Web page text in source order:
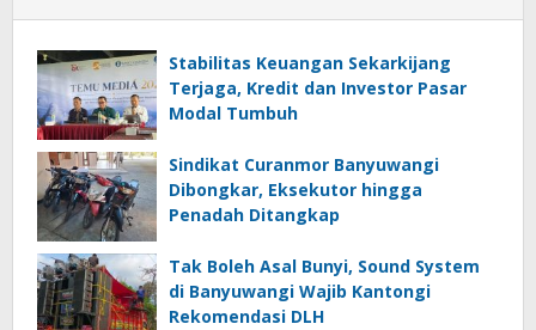
Stabilitas Keuangan Sekarkijang
Terjaga, Kredit dan Investor Pasar
Modal Tumbuh
Sindikat Curanmor Banyuwangi
Dibongkar, Eksekutor hingga
Penadah Ditangkap
Tak Boleh Asal Bunyi, Sound System
di Banyuwangi Wajib Kantongi
Rekomendasi DLH